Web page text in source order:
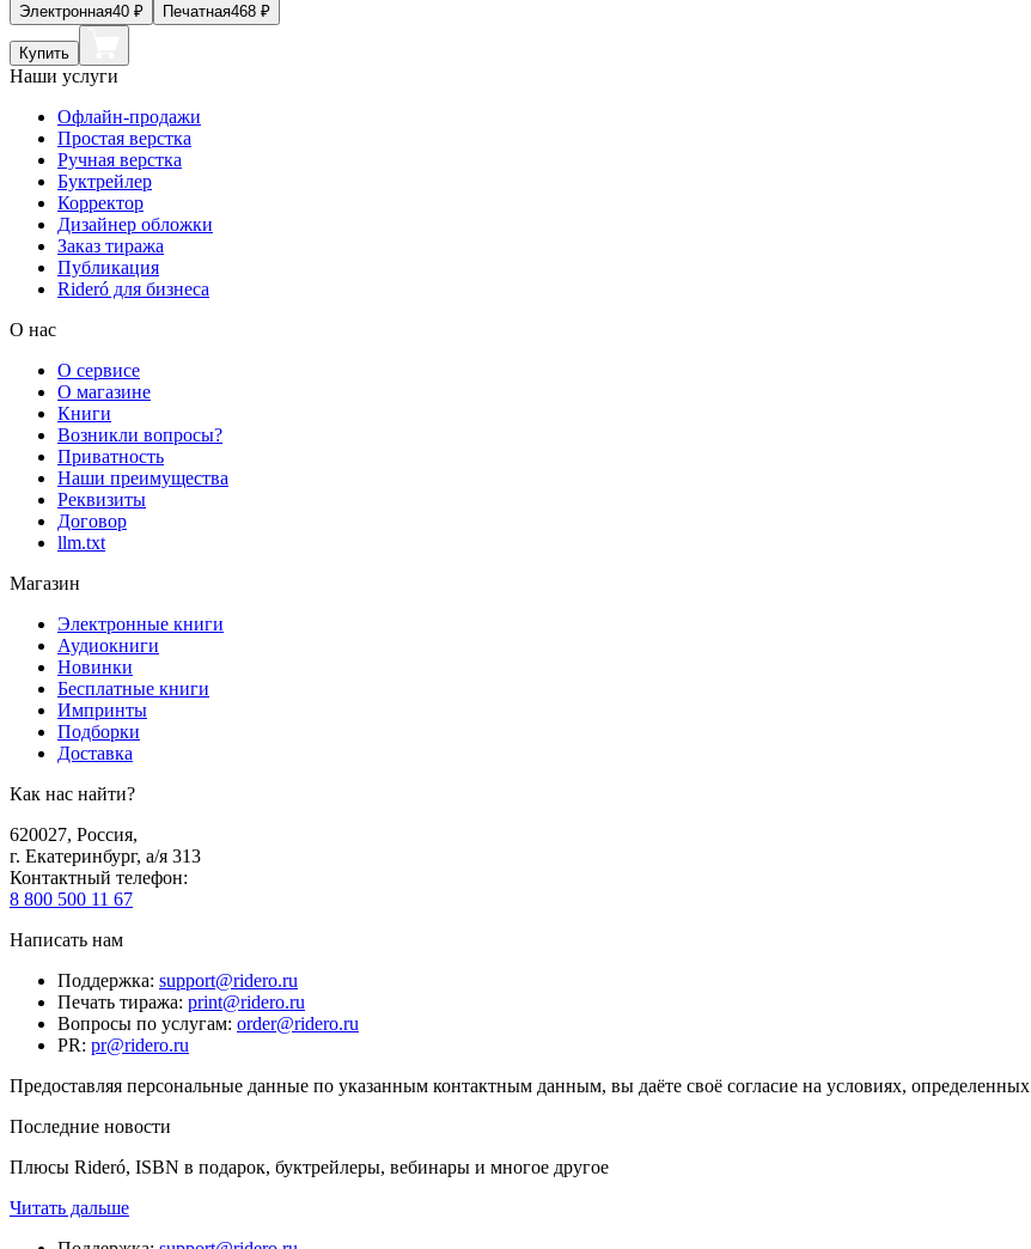
Электронная40 ₽ Печатная468 ₽
Купить
Наши услуги
Офлайн-продажи
Простая верстка
Ручная верстка
Буктрейлер
Корректор
Дизайнер обложки
Заказ тиража
Публикация
Rideró для бизнеса
О нас
О сервисе
О магазине
Книги
Возникли вопросы?
Приватность
Наши преимущества
Реквизиты
Договор
llm.txt
Магазин
Электронные книги
Аудиокниги
Новинки
Бесплатные книги
Импринты
Подборки
Доставка
Как нас найти?
620027, Россия,
г. Екатеринбург, а/я 313
Контактный телефон:
8 800 500 11 67
Написать нам
Поддержка: support@ridero.ru
Печать тиража: print@ridero.ru
Вопросы по услугам: order@ridero.ru
PR: pr@ridero.ru
Предоставляя персональные данные по указанным контактным данным, вы даёте своё согласие на условиях, определенных
Последние новости
Плюсы Rideró, ISBN в подарок, буктрейлеры, вебинары и многое другое
Читать дальше